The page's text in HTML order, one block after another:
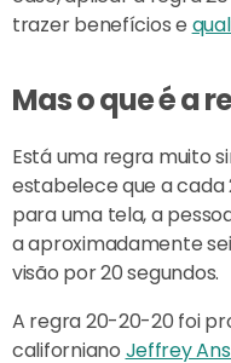
trazer benefícios e
Mas o que é a
Está uma regra muito
estabelece que a cada
para uma tela, a
a aproximadamente
visão por 20 segundos.
A regra 20-20-20 foi
californiano Jeffrey